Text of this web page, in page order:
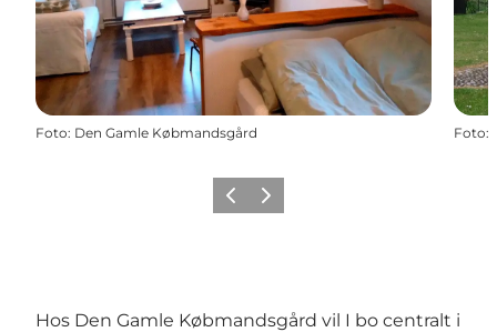
Foto: Den Gamle Købmandsgård Foto:
ForrigeNæste
Hos Den Gamle Købmandsgård vil I bo centralt i